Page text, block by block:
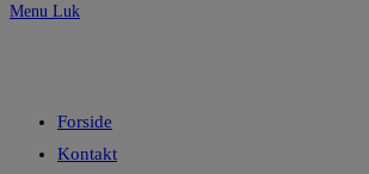
Menu Luk
Forside
Kontakt